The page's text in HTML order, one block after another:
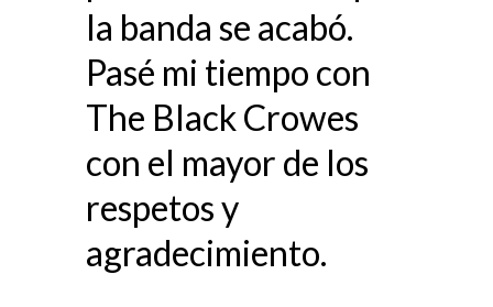
la banda se acabó.
Pasé mi tiempo con
The Black Crowes
con el mayor de los
respetos y
agradecimiento.